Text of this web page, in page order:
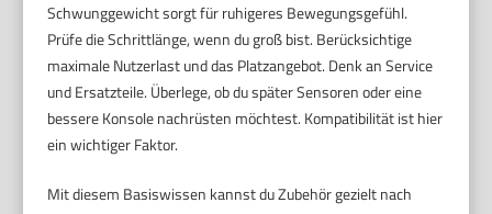
Schwunggewicht sorgt für ruhigeres Bewegungsgefühl.
Prüfe die Schrittlänge, wenn du groß bist. Berücksichtige
maximale Nutzerlast und das Platzangebot. Denk an Service
und Ersatzteile. Überlege, ob du später Sensoren oder eine
bessere Konsole nachrüsten möchtest. Kompatibilität ist hier
ein wichtiger Faktor.
Mit diesem Basiswissen kannst du Zubehör gezielt nach